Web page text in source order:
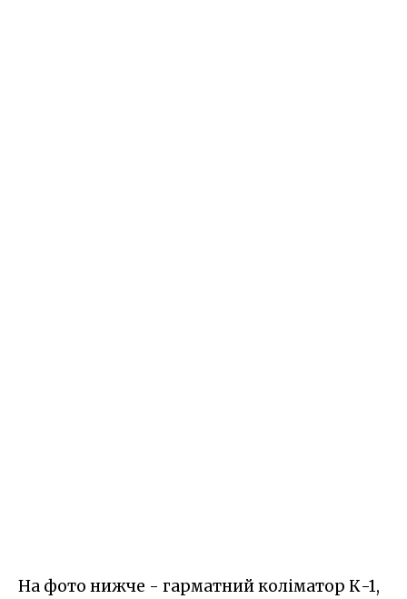
На фото нижче - гарматний коліматор К-1,